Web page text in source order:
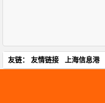
友链： 友情链接 上海信息港